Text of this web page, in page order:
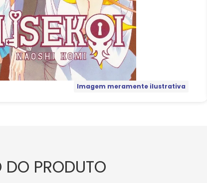
Imagem meramente ilustrativa
PRODUTO